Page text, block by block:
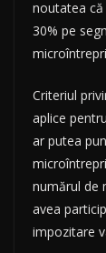
noutatea
30% pe
Criteriul
aplice
ar putea
numărul de
avea
impozitare